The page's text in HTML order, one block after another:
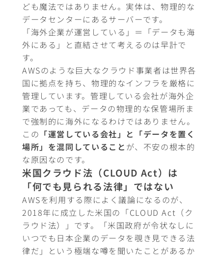
ども魔法ではありません。実体は、物理的な
データセンターにあるサーバーです。
「海外企業が運営している」＝「データも海
外にある」と直結させて考えるのは早計で
す。
AWSのような巨大なクラウド事業者は世界各
国に拠点を持ち、物理的なインフラを厳格に
管理しています。管理している会社が海外企
業であっても、データの物理的な保管場所ま
で強制的に海外になるわけではありません。
この 「運営している会社」と「データを置く
場所」を混同していること が、不安の根本的
な原因なのです。
米国クラウド法（CLOUD Act）は
「何でも見られる法律」ではない
AWSを利用する際によく議論になるのが、
2018年に成立した米国の「CLOUD Act（ク
ラウド法）」です。「米国政府が令状なしに
いつでも日本企業のデータを覗き見できる法
律だ」という極端な噂を聞いたことがあるか